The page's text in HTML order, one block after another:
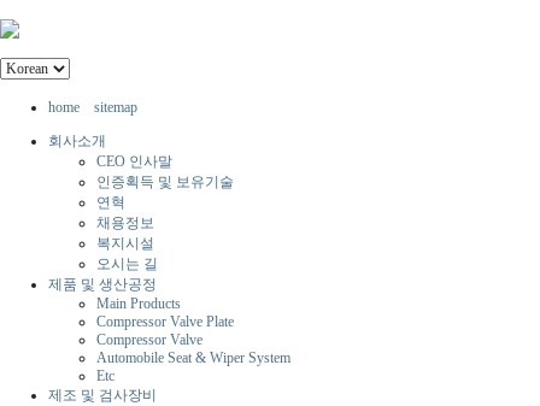
home
sitemap
회사소개
CEO 인사말
인증획득 및 보유기술
연혁
채용정보
복지시설
오시는 길
제품 및 생산공정
Main Products
Compressor Valve Plate
Compressor Valve
Automobile Seat & Wiper System
Etc
제조 및 검사장비